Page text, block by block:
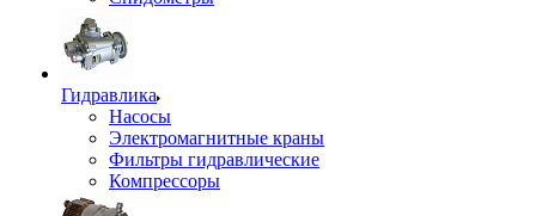
Гидравлика
Насосы
Электромагнитные краны
Фильтры гидравлические
Компрессоры